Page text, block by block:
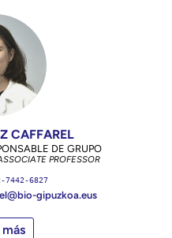
CAFFAREL
DE GRUPO
PROFESSOR
7442-6827
gipuzkoa.eus